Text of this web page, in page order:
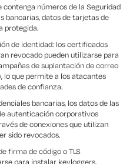
números de la Seguridad
bancarias, datos de tarjetas de
protegida.
de identidad: los certificados
revocado pueden utilizarse para
de suplantación de correo
lo que permite a los atacantes
de confianza.
bancarias, los datos de las
autenticación corporativos
de conexiones que utilizan
sido revocados.
firma de código o TLS
para instalar keyloggers,